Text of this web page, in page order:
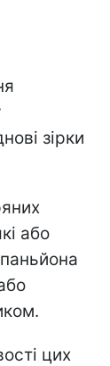
зірки
або
цих